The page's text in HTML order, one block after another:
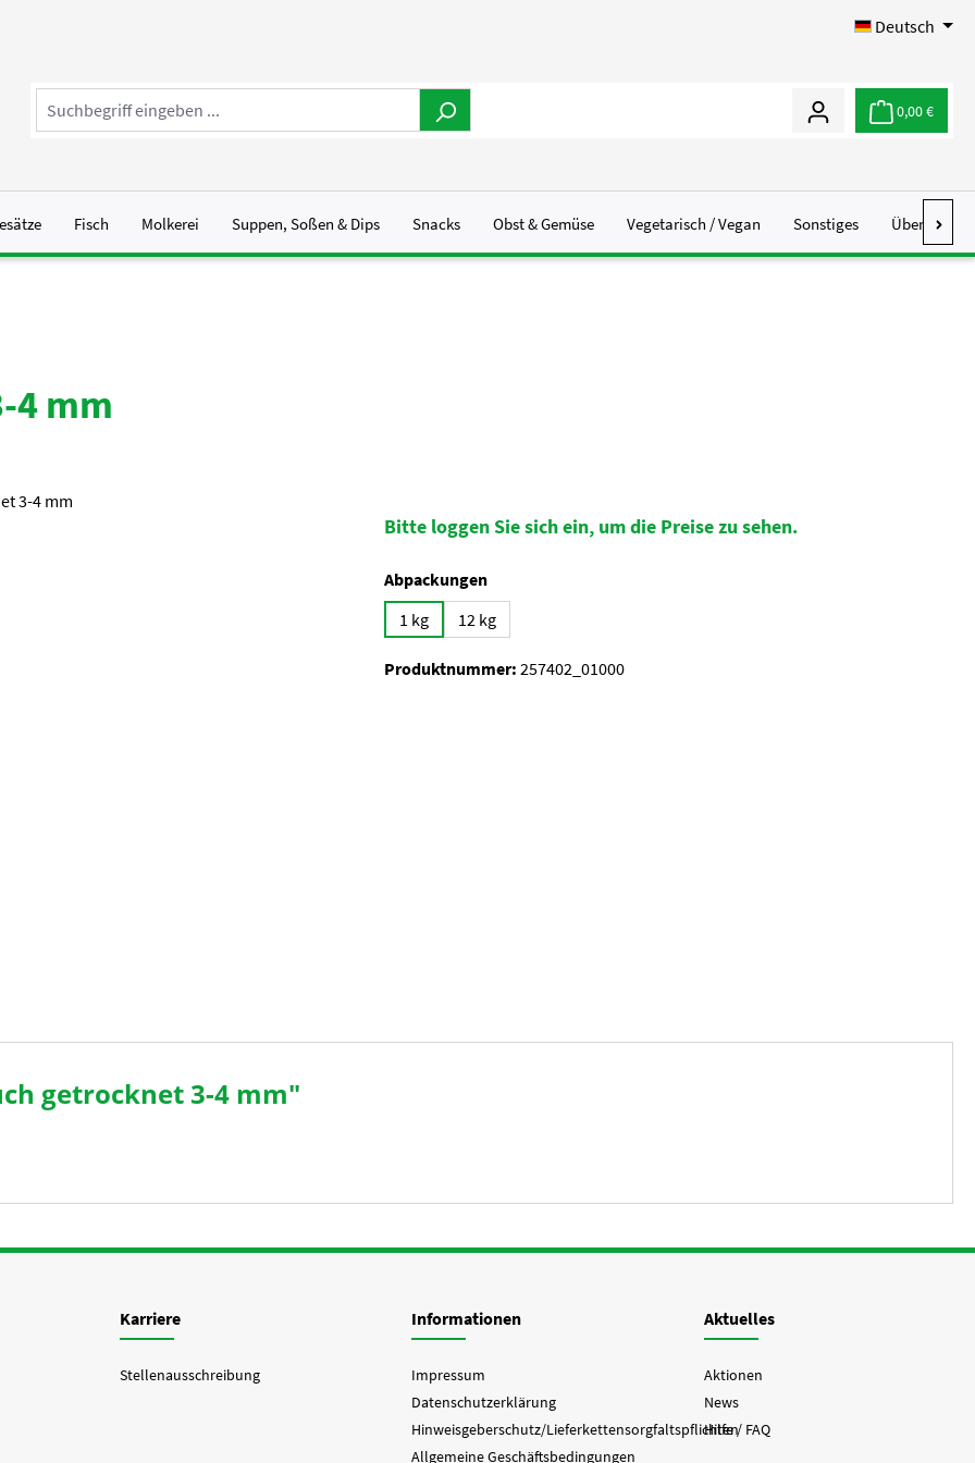
Deutsch
0,00 €
Fisch Molkerei Suppen, Soßen & Dips Snacks Obst & Gemüse Vegetarisch / Vegan Sonstiges Über Uns
4 mm
Bitte loggen Sie sich ein, um die Preise zu sehen.
Abpackungenauswählen
1 kg
12 kg
Produktnummer: 257402_01000
getrocknet 3-4 mm"
Karriere
Stellenausschreibung
Informationen
Impressum
Datenschutzerklärung
Hinweisgeberschutz/Lieferkettensorgfaltspflichten
Allgemeine Geschäftsbedingungen
Aktuelles
Aktionen
News
Hilfe / FAQ